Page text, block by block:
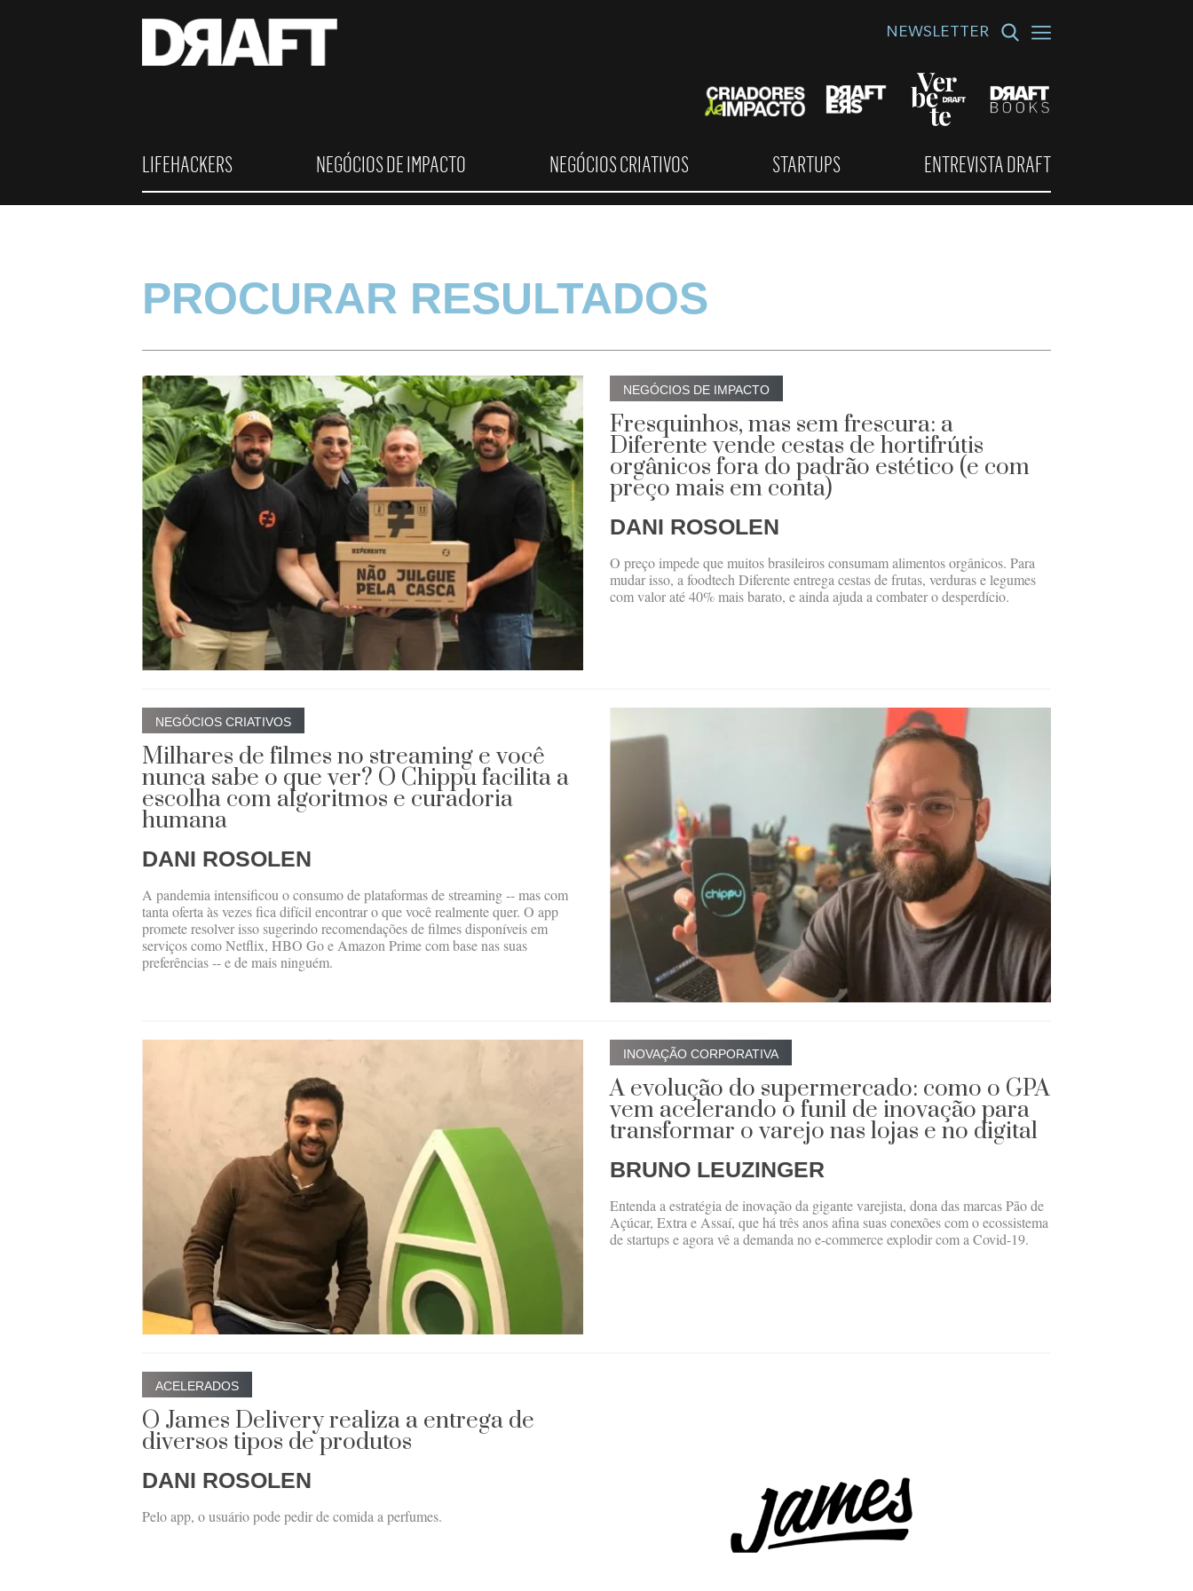
NEWSLETTER
LIFEHACKERS NEGÓCIOS DE IMPACTO NEGÓCIOS CRIATIVOS STARTUPS ENTREVISTA DRAFT
PROCURAR RESULTADOS
NEGÓCIOS DE IMPACTO
Fresquinhos, mas sem frescura: a
Diferente vende cestas de hortifrútis
orgânicos fora do padrão estético (e com
preço mais em conta)
DANI ROSOLEN
O preço impede que muitos brasileiros consumam alimentos orgânicos. Para
mudar isso, a foodtech Diferente entrega cestas de frutas, verduras e legumes
com valor até 40% mais barato, e ainda ajuda a combater o desperdício.
NEGÓCIOS CRIATIVOS
Milhares de filmes no streaming e você
nunca sabe o que ver? O Chippu facilita a
escolha com algoritmos e curadoria
humana
DANI ROSOLEN
A pandemia intensificou o consumo de plataformas de streaming -- mas com
tanta oferta às vezes fica difícil encontrar o que você realmente quer. O app
promete resolver isso sugerindo recomendações de filmes disponíveis em
serviços como Netflix, HBO Go e Amazon Prime com base nas suas
preferências -- e de mais ninguém.
INOVAÇÃO CORPORATIVA
A evolução do supermercado: como o GPA
vem acelerando o funil de inovação para
transformar o varejo nas lojas e no digital
BRUNO LEUZINGER
Entenda a estratégia de inovação da gigante varejista, dona das marcas Pão de
Açúcar, Extra e Assaí, que há três anos afina suas conexões com o ecossistema
de startups e agora vê a demanda no e-commerce explodir com a Covid-19.
ACELERADOS
O James Delivery realiza a entrega de
diversos tipos de produtos
DANI ROSOLEN
Pelo app, o usuário pode pedir de comida a perfumes.